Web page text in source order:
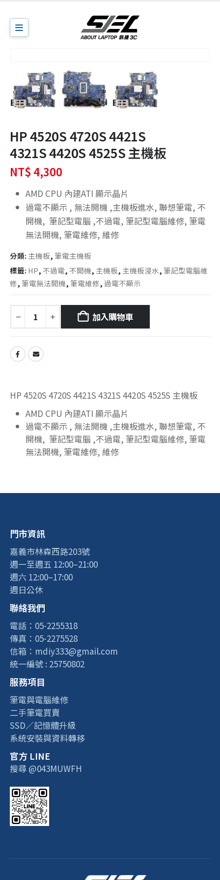
HP 4520S 4720S 4421S
4321S 4420S 4525S 主機板
NT$ 4,300
AMD CPU 內建ATI 顯示晶片
過電不顯示 , 無法開機 ,主機板進水, 聯想筆電, 不
開機, 筆記型電腦 ,不過電, 筆記型電腦維修, 筆電
無法開機, 筆電維修, 維修
分類: 主機板,筆電主機板
標籤: HP, 不過電, 不開機, 主機板, 主機板浸水,筆記型電腦維
修,筆電無法開機,筆電維修, 過電不顯示
加入購物車
HP 4520S 4720S 4421S 4321S 4420S 4525S 主機板
AMD CPU 內建ATI 顯示晶片
過電不顯示 , 無法開機 ,主機板進水, 聯想筆電, 不
開機, 筆記型電腦 ,不過電, 筆記型電腦維修, 筆電
無法開機, 筆電維修, 維修
門市資訊
嘉義市林森西路203號
週一至週五 12:00–21:00
週六 12:00–17:00
週日公休
聯絡我們
電話：05-2255318
傳真：05-2275528
信箱：mdiy333@gmail.com
統一編號 : 25750802
服務項目
筆電與電腦維修
二手筆電買賣
SSD／記憶體升級
系統安裝與資料轉移
官方 LINE
搜尋 @043MUWFH